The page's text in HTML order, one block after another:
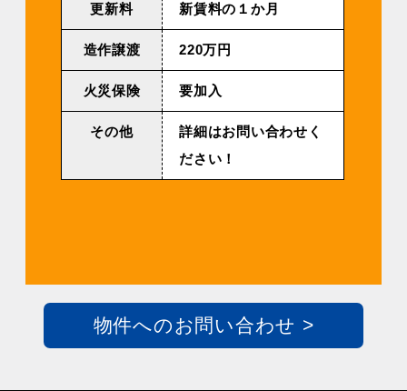
更新料 新賃料の１か月
造作譲渡 220万円
火災保険 要加入
その他
詳細はお問い合わせく
ださい！
物件へのお問い合わせ >